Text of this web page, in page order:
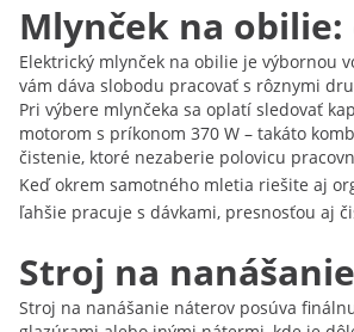
Mlynček na
Elektrický mlynček na obilie je výbornou
vám dáva slobodu pracovať s rôznymi
Pri výbere mlynčeka sa oplatí sledovať
motorom s príkonom 370 W – takáto
čistenie, ktoré nezaberie polovicu
Keď okrem samotného mletia riešite aj
ľahšie pracuje s dávkami, presnosťou aj
Stroj na
Stroj na nanášanie náterov posúva